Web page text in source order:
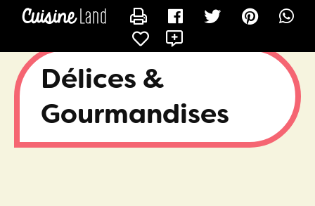
Délices &
Gourmandises
CONTACTER DÉLIREDEGOURMAND